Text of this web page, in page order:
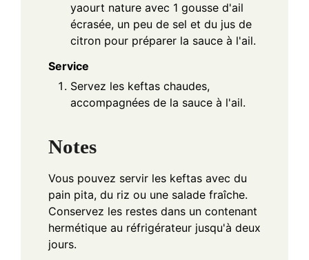
yaourt nature avec 1 gousse d'ail
écrasée, un peu de sel et du jus de
citron pour préparer la sauce à l'ail.
Service
Servez les keftas chaudes,
accompagnées de la sauce à l'ail.
Notes
Vous pouvez servir les keftas avec du
pain pita, du riz ou une salade fraîche.
Conservez les restes dans un contenant
hermétique au réfrigérateur jusqu'à deux
jours.